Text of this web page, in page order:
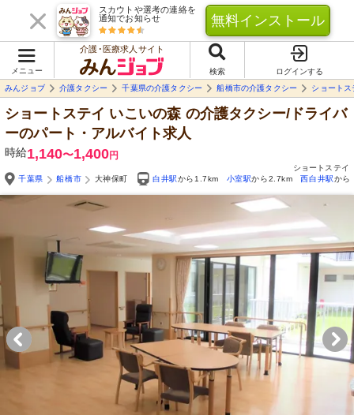
スカウトや選考の連絡を
通知でお知らせ
無料インストール
メニュー
介護･医療求人サイト
検索
ログインする
みんジョブ
介護タクシー 千葉県の介護タクシー 船橋市の介護タクシー ショート
ショートステイ いこいの森 の介護タクシー/ドライバ
ーのパート・アルバイト求人
時給1,140〜1,400円
ショートステイ
千葉県
船橋市 大神保町 白井駅から1.7km 小室駅から2.7km 西白井駅から